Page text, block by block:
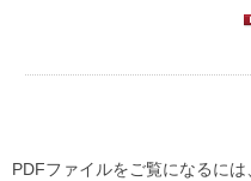
PDFファイルをご覧になるに